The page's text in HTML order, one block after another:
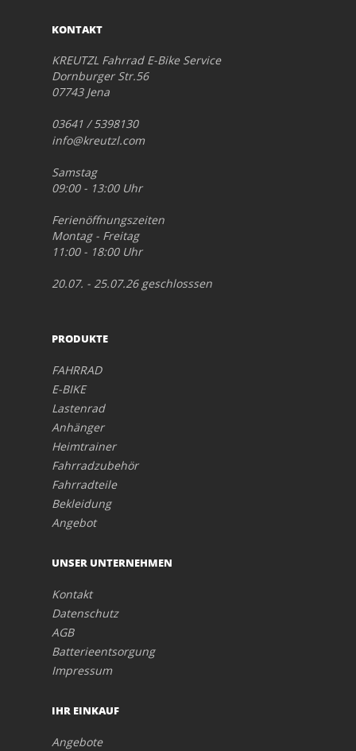
KONTAKT
KREUTZL Fahrrad E-Bike Service
Dornburger Str.56
07743 Jena
03641 / 5398130
info@kreutzl.com
Samstag
09:00 - 13:00 Uhr
Ferienöffnungszeiten
Montag - Freitag
11:00 - 18:00 Uhr
20.07. - 25.07.26 geschlosssen
PRODUKTE
FAHRRAD
E-BIKE
Lastenrad
Anhänger
Heimtrainer
Fahrradzubehör
Fahrradteile
Bekleidung
Angebot
UNSER UNTERNEHMEN
Kontakt
Datenschutz
AGB
Batterieentsorgung
Impressum
IHR EINKAUF
Angebote